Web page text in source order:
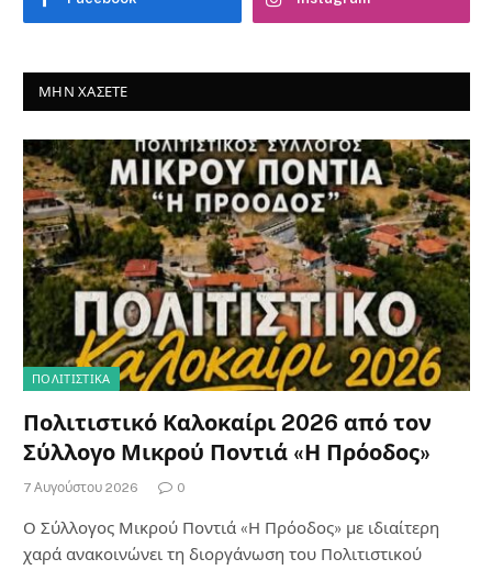
ΜΗΝ ΧΆΣΕΤΕ
ΠΟΛΙΤΙΣΤΙΚΑ
Πολιτιστικό Καλοκαίρι 2026 από τον
Σύλλογο Μικρού Ποντιά «Η Πρόοδος»
7 Αυγούστου 2026 0
Ο Σύλλογος Μικρού Ποντιά «Η Πρόοδος» με ιδιαίτερη
χαρά ανακοινώνει τη διοργάνωση του Πολιτιστικού